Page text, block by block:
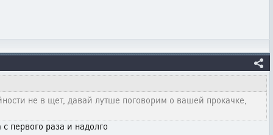
не в щет, давай лутше поговорим о вашей прокачке,
первого раза и надолго